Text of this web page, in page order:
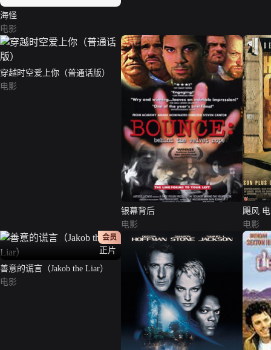
海怪
电影
穿越时空爱上你（普通话版）
电影
银幕背后
电影
飓风
电影
正片
会员
善意的谎言（Jakob the Liar）
电影